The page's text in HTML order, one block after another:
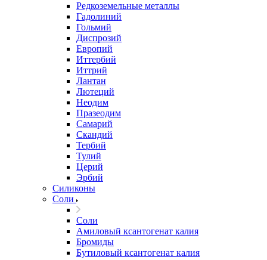
Редкоземельные металлы
Гадолиний
Гольмий
Диспрозий
Европий
Иттербий
Иттрий
Лантан
Лютеций
Неодим
Празеодим
Самарий
Скандий
Тербий
Тулий
Церий
Эрбий
Силиконы
Соли
Соли
Амиловый ксантогенат калия
Бромиды
Бутиловый ксантогенат калия